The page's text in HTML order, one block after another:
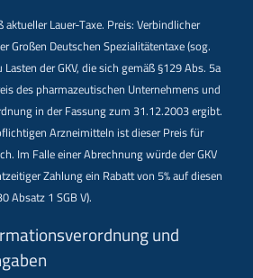
Lauer-Taxe. Preis: Verbindlicher
Großen Deutschen Spezialitätentaxe (sog.
der GKV, die sich gemäß §129 Abs. 5a
des pharmazeutischen Unternehmens und
in der Fassung zum 31.12.2003 ergibt.
Arzneimitteln ist dieser Preis für
Im Falle einer Abrechnung würde der GKV
Zahlung ein Rabatt von 5% auf diesen
Absatz 1 SGB V).
und